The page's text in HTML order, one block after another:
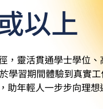
以上
，靈活貫通學士學位
學習期間體驗到真實
助年輕人一步步向理想